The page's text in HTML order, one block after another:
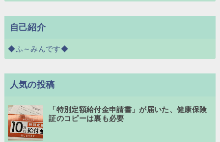
自己紹介
◆ふ～みんです◆
人気の投稿
「特別定額給付金申請書」が届いた、健康保険
証のコピーは裏も必要